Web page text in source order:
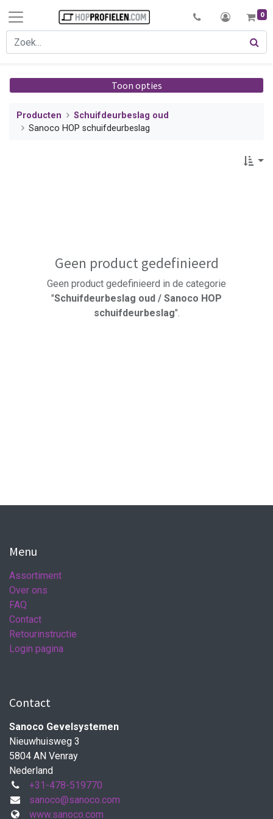
0
Toon opties
Producten
Schuifdeurbeslag oud
Sanoco HOP schuifdeurbeslag
Geen product gedefinieerd
Geen product gedefinieerd in de categorie
"Schuifdeurbeslag oud / Sanoco HOP
schuifdeurbeslag".
Menu
Assortiment
Over ons
FAQ
Contact
Retourinstructie
Login pagina
Contact
Sanoco Gevelsystemen
Nieuwhuisweg 3
5804 AN Venray
Nederland
+31-478-519770
sanoco@sanoco.com
www.sanoco.com